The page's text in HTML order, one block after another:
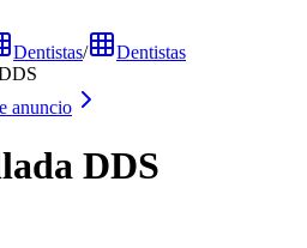
Dentistas/
Dentistas
anuncio
DDS